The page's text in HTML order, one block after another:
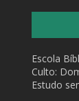
Escola
Culto:
Estudo